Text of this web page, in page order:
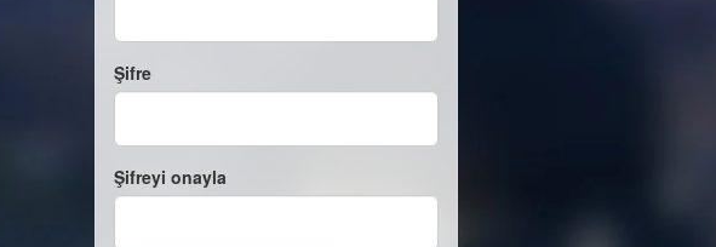
Şifre
Şifreyi onayla